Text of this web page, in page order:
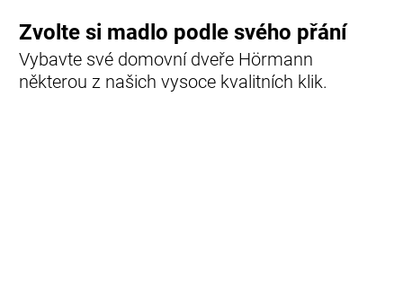
Zvolte si madlo podle svého přání
Vybavte své domovní dveře Hörmann
některou z našich vysoce kvalitních klik.